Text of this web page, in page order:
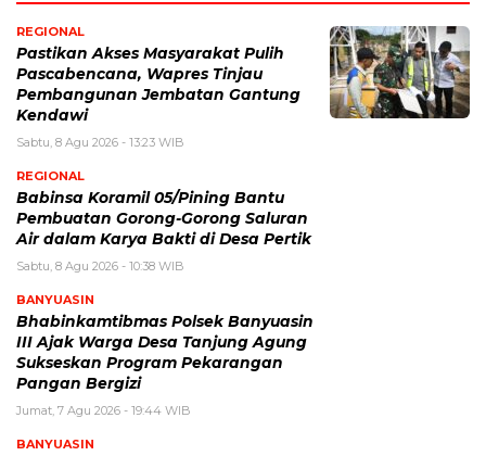
REGIONAL
Pastikan Akses Masyarakat Pulih
Pascabencana, Wapres Tinjau
Pembangunan Jembatan Gantung
Kendawi
Sabtu, 8 Agu 2026 - 13:23 WIB
REGIONAL
Babinsa Koramil 05/Pining Bantu
Pembuatan Gorong-Gorong Saluran
Air dalam Karya Bakti di Desa Pertik
Sabtu, 8 Agu 2026 - 10:38 WIB
BANYUASIN
Bhabinkamtibmas Polsek Banyuasin
III Ajak Warga Desa Tanjung Agung
Sukseskan Program Pekarangan
Pangan Bergizi
Jumat, 7 Agu 2026 - 19:44 WIB
BANYUASIN